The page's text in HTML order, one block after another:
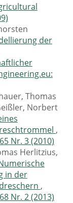
der
Thomas
Norbert
,
Nr. 3 (2010)
Herlitzius,
in der
,
Nr. 2 (2013)